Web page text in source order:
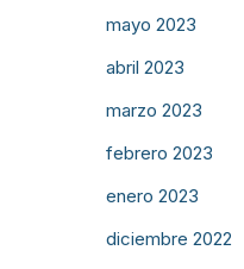
mayo 2023
abril 2023
marzo 2023
febrero 2023
enero 2023
diciembre 2022